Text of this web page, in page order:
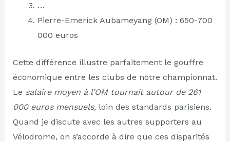
…
Pierre-Emerick Aubameyang (OM) : 650-700
000 euros
Cette différence illustre parfaitement le gouffre
économique entre les clubs de notre championnat.
Le salaire moyen à l’OM tournait autour de 261
000 euros mensuels, loin des standards parisiens.
Quand je discute avec les autres supporters au
Vélodrome, on s’accorde à dire que ces disparités